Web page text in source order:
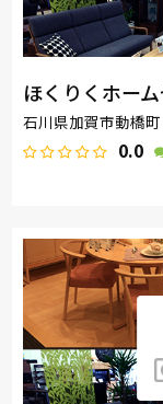
ほくりくホー
石川県加賀市動橋
0.0